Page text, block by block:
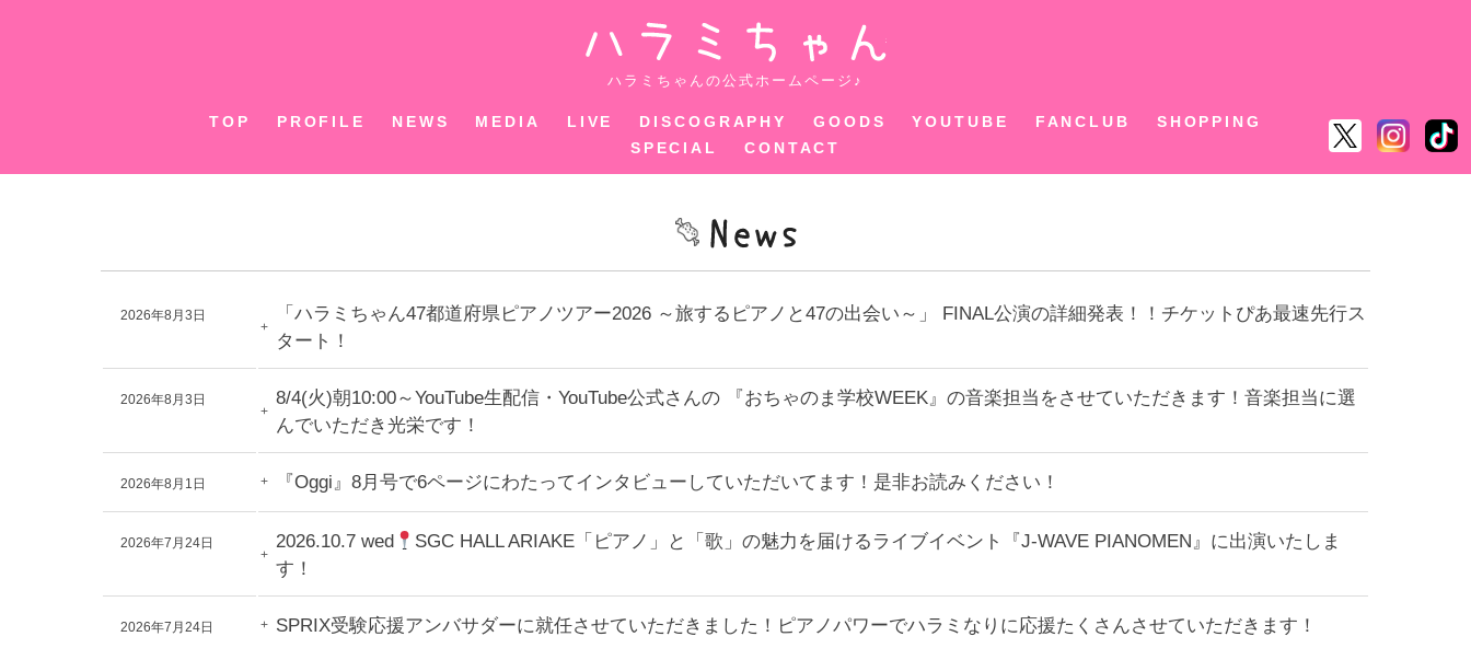
ハラミちゃん
ハラミちゃんの公式ホームページ♪
TOP PROFILE NEWS MEDIA LIVE DISCOGRAPHY GOODS YOUTUBE FANCLUB
SHOPPING
SPECIAL
CONTACT
2026年8月3日
「ハラミちゃん47都道府県ピアノツアー2026 ～旅するピアノと47の出会い～」 FINAL公演の詳細発表！！チケットぴあ最速先行ス
タート！
2026年8月3日
8/4(火)朝10:00～YouTube生配信・YouTube公式さんの 『おちゃのま学校WEEK』の音楽担当をさせていただきます！音楽担当に選
んでいただき光栄です！
2026年8月1日 『Oggi』8月号で6ページにわたってインタビューしていただいてます！是非お読みください！
2026年7月24日 2026.10.7 wed
SGC HALL ARIAKE「ピアノ」と「歌」の魅力を届けるライブイベント『J-WAVE PIANOMEN』に出演いたしま
す！
2026年7月24日 SPRIX受験応援アンバサダーに就任させていただきました！ピアノパワーでハラミなりに応援たくさんさせていただきます！